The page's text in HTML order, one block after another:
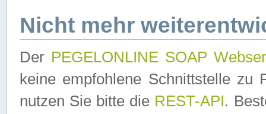
Nicht mehr
Der PEGELONLINE SOAP
keine empfohlene Schnittstelle zu
nutzen Sie bitte die REST-API.